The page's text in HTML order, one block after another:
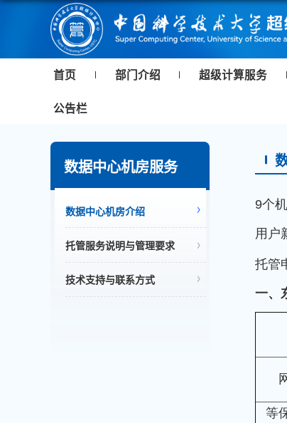
首页 部门介绍 超级计算服务
公告栏
数据中心机房服务
数据中心机房介绍
托管服务说明与管理要求
技术支持与联系方式
9个
用户
托管
一、
等